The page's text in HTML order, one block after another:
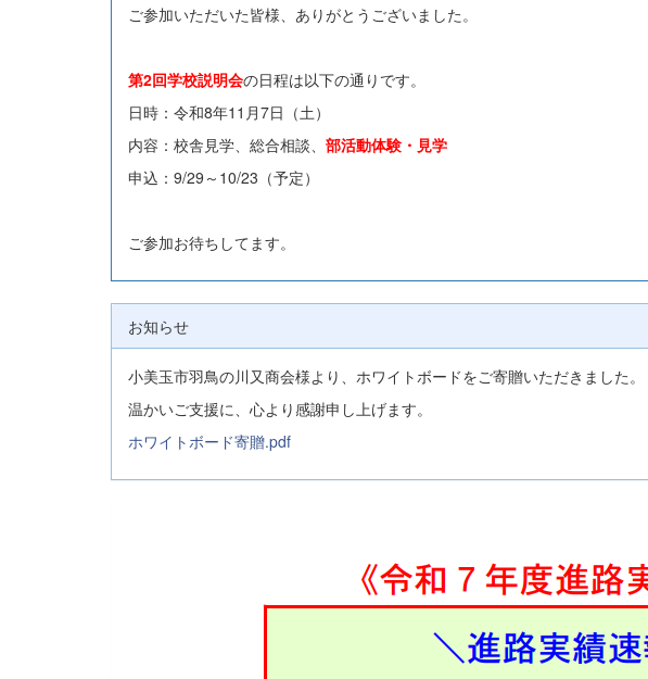
ご参加いただいた皆様、ありがとうございました。
第2回学校説明会の日程は以下の通りです。
日時：令和8年11月7日（土）
内容：校舎見学、総合相談、 部活動体験・見学
申込：9/29～10/23（予定）
ご参加お待ちしてます。
お知らせ
小美玉市羽鳥の川又商会様より、ホワイトボードをご寄贈いただきました。
温かいご支援に、心より感謝申し上げます。
ホワイトボード寄贈.pdf